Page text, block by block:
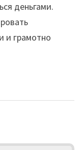
деньгами.
и грамотно